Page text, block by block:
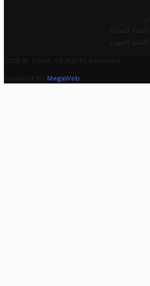
المحلية
الجهوية
2025 © Trovit. All Rights Reserved.
Powered By MegaWeb